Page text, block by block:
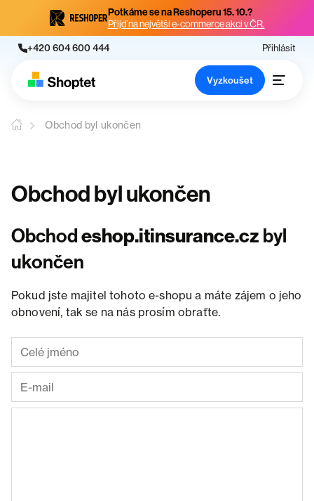
Potkáme se na Reshoperu 15. 10.?
Přijď na největší e-commerce akci v ČR.
+420 604 600 444 Přihlásit
Vyzkoušet
Obchod byl ukončen
Obchod byl ukončen
Obchodeshop.itinsurance.cz byl
ukončen
Pokud jste majitel tohoto e-shopu a máte zájem o jeho
obnovení, tak se na nás prosím obraťte.